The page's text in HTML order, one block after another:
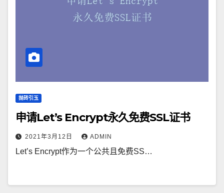
抛砖引玉
申请Let’s Encrypt永久免费SSL证书
2021年3月12日 ADMIN
Let’s Encrypt作为一个公共且免费SS…